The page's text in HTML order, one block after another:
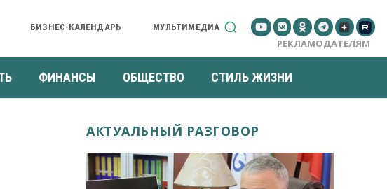
БИЗНЕС-КАЛЕНДАРЬ МУЛЬТИМЕДИА
РЕКЛАМОДАТЕЛЯМ
ФИНАНСЫ ОБЩЕСТВО СТИЛЬ ЖИЗНИ
АКТУАЛЬНЫЙ РАЗГОВОР